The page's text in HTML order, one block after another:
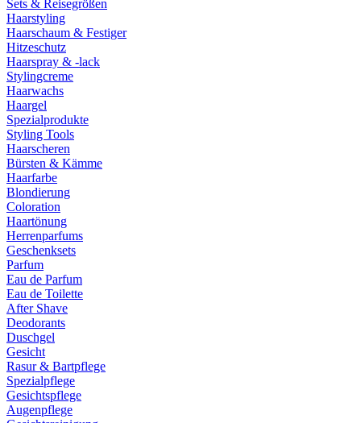
Sets & Reisegrößen
Haarstyling
Haarschaum & Festiger
Hitzeschutz
Haarspray & -lack
Stylingcreme
Haarwachs
Haargel
Spezialprodukte
Styling Tools
Haarscheren
Bürsten & Kämme
Haarfarbe
Blondierung
Coloration
Haartönung
Herrenparfums
Geschenksets
Parfum
Eau de Parfum
Eau de Toilette
After Shave
Deodorants
Duschgel
Gesicht
Rasur & Bartpflege
Spezialpflege
Gesichtspflege
Augenpflege